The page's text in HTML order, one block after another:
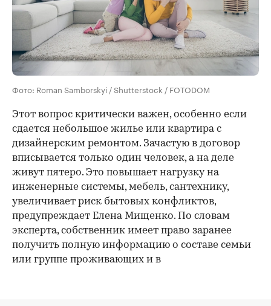
Фото: Roman Samborskyi / Shutterstock / FOTODOM
Этот вопрос критически важен, особенно если
сдается небольшое жилье или квартира с
дизайнерским ремонтом. Зачастую в договор
вписывается только один человек, а на деле
живут пятеро. Это повышает нагрузку на
инженерные системы, мебель, сантехнику,
увеличивает риск бытовых конфликтов,
предупреждает Елена Мищенко. По словам
эксперта, собственник имеет право заранее
получить полную информацию о составе семьи
или группе проживающих и в